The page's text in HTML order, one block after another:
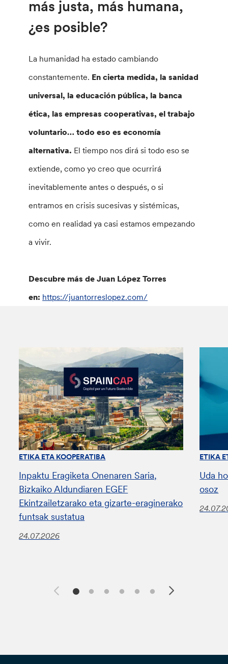
más justa, más humana,
¿es posible?
La humanidad ha estado cambiando
constantemente. En cierta medida, la sanidad
universal, la educación pública, la banca
ética, las empresas cooperativas, el trabajo
voluntario… todo eso es economía
alternativa. El tiempo nos dirá si todo eso se
extiende, como yo creo que ocurrirá
inevitablemente antes o después, o si
entramos en crisis sucesivas y sistémicas,
como en realidad ya casi estamos empezando
a vivir.
Descubre más de Juan López Torres
en: https://juantorreslopez.com/
ETIKA ETA KOOPERATIBA
Inpaktu Eragiketa Onenaren Saria,
Bizkaiko Aldundiaren EGEF
Ekintzailetzarako eta gizarte-eraginerako
funtsak sustatua
24.07.2026
ETIKA
Uda
osoz